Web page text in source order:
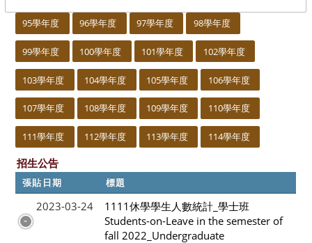
95學年度 96學年度 97學年度 98學年度
99學年度 100學年度 101學年度 102學年度
103學年度 104學年度 105學年度 106學年度
107學年度 108學年度 109學年度 110學年度
111學年度 112學年度 113學年度 114學年度
招生公告
張貼日期 標題
2023-03-24
1111休學學生人數統計_學士班
Students-on-Leave in the semester of
fall 2022_Undergraduate